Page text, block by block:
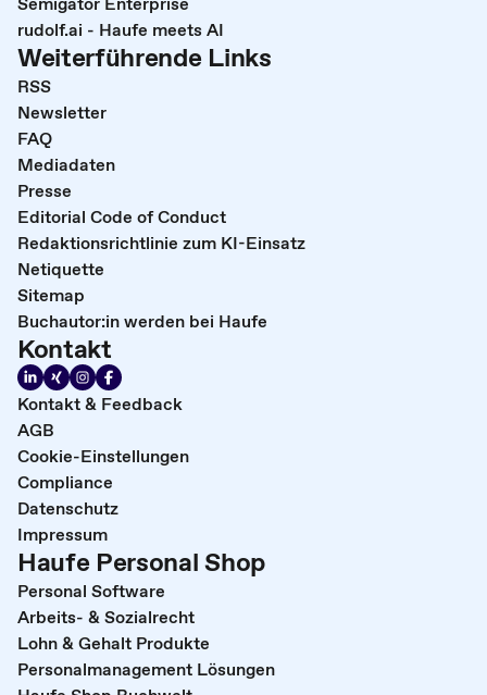
rudolf.ai - Haufe meets AI
Weiterführende Links
RSS
Newsletter
FAQ
Mediadaten
Presse
Editorial Code of Conduct
Redaktionsrichtlinie zum KI-Einsatz
Netiquette
Sitemap
Buchautor:in werden bei Haufe
Kontakt
Kontakt & Feedback
AGB
Cookie-Einstellungen
Compliance
Datenschutz
Impressum
Haufe Personal Shop
Personal Software
Arbeits- & Sozialrecht
Lohn & Gehalt Produkte
Personalmanagement Lösungen